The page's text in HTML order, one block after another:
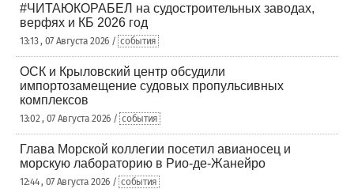
#ЧИТАЮКОРАБЕЛ на судостроительных заводах,
верфях и КБ 2026 год
13:13 , 07 Августа 2026 / события
ОСК и Крыловский центр обсудили
импортозамещение судовых пропульсивных
комплексов
13:02 , 07 Августа 2026 / события
Глава Морской коллегии посетил авианосец и
морскую лабораторию в Рио-де-Жанейро
12:44 , 07 Августа 2026 / события